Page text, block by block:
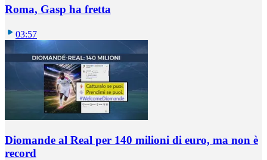
Roma, Gasp ha fretta
03:57
Diomande al Real per 140 milioni di euro, ma non è
record